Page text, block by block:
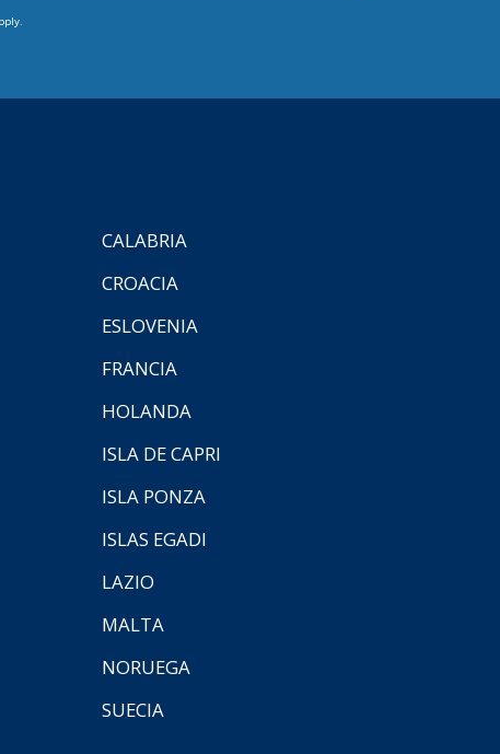
CALABRIA
CROACIA
ESLOVENIA
FRANCIA
HOLANDA
ISLA DE CAPRI
ISLA PONZA
ISLAS EGADI
LAZIO
MALTA
NORUEGA
SUECIA